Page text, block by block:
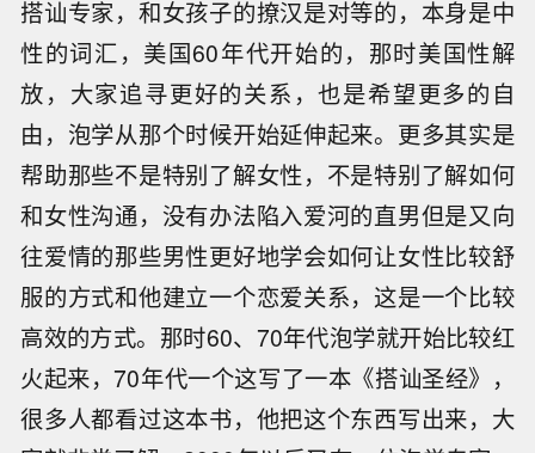
搭讪专家，和女孩子的撩汉是对等的，本身是中
性的词汇，美国60年代开始的，那时美国性解
放，大家追寻更好的关系，也是希望更多的自
由，泡学从那个时候开始延伸起来。更多其实是
帮助那些不是特别了解女性，不是特别了解如何
和女性沟通，没有办法陷入爱河的直男但是又向
往爱情的那些男性更好地学会如何让女性比较舒
服的方式和他建立一个恋爱关系，这是一个比较
高效的方式。那时60、70年代泡学就开始比较红
火起来，70年代一个这写了一本《搭讪圣经》，
很多人都看过这本书，他把这个东西写出来，大